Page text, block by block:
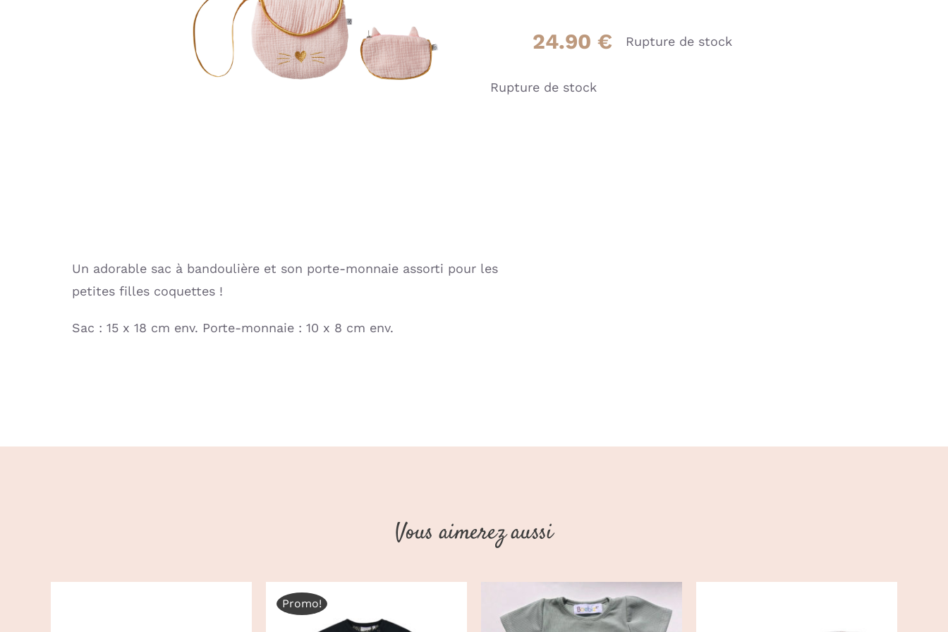
24.90€ Rupture de stock
Rupture de stock
Un adorable sac à bandoulière et son porte-monnaie assorti pour les
petites filles coquettes !
Sac : 15 x 18 cm env. Porte-monnaie : 10 x 8 cm env.
Vous aimerez aussi
Promo!